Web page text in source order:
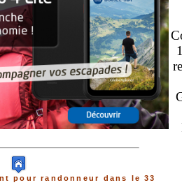
pour randonneur dans le 33